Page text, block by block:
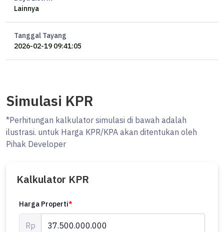
Garasi 6 mobil
Carport 2 mobil
SHM
hubungi WhatsApp Erik 0878xxxxxxxx atau cek website kami di
********
#ocasa #pondokindah #rumahdijual #rumahmewah
Lainnya
Tanggal Tayang
2026-02-19 09:41:05
Simulasi KPR
*Perhitungan kalkulator simulasi di bawah adalah
ilustrasi. untuk Harga KPR/KPA akan ditentukan oleh
Pihak Developer
Kalkulator KPR
Harga Properti*
Rp